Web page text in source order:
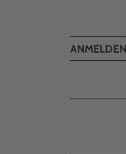
Toggle
ANMELDEN